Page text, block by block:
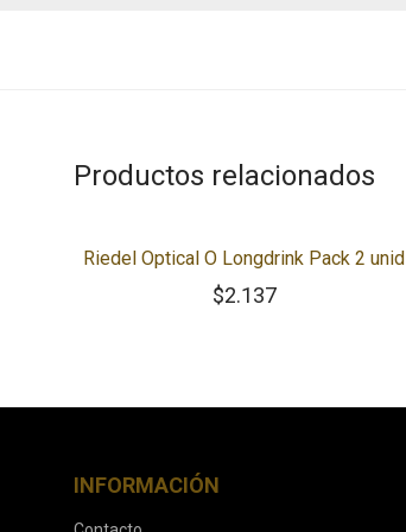
Productos relacionados
Riedel Optical O Longdrink Pack 2 unid
$2.137
INFORMACIÓN